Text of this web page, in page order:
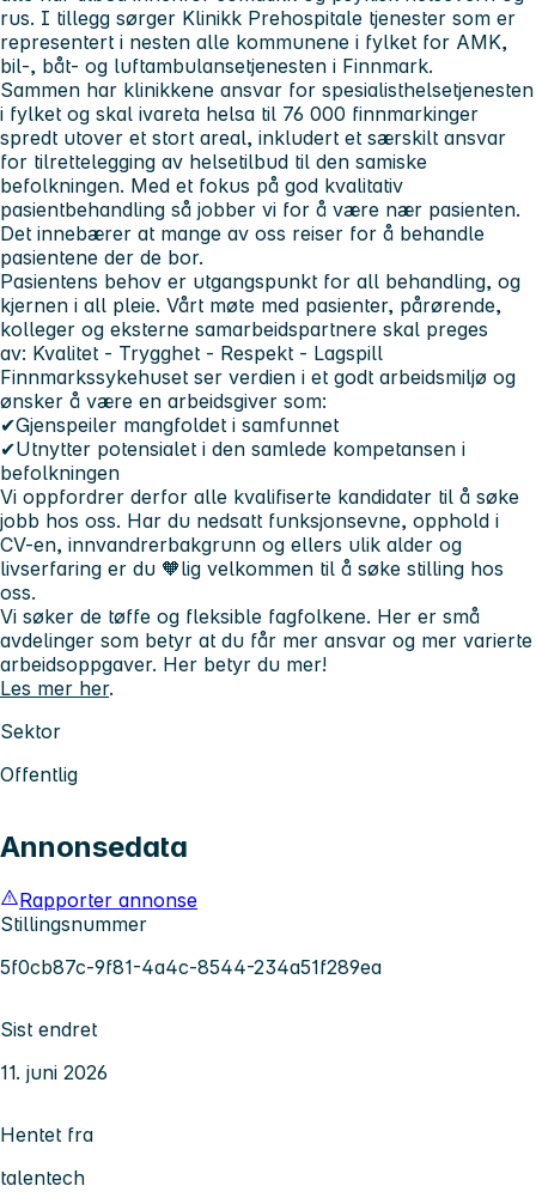
rus. I tillegg sørger Klinikk Prehospitale tjenester som er
representert i nesten alle kommunene i fylket for AMK,
bil-, båt- og luftambulansetjenesten i Finnmark.
Sammen har klinikkene ansvar for spesialisthelsetjenesten
i fylket og skal ivareta helsa til 76 000 finnmarkinger
spredt utover et stort areal, inkludert et særskilt ansvar
for tilrettelegging av helsetilbud til den samiske
befolkningen. Med et fokus på god kvalitativ
pasientbehandling så jobber vi for å være nær pasienten.
Det innebærer at mange av oss reiser for å behandle
pasientene der de bor.
Pasientens behov er utgangspunkt for all behandling, og
kjernen i all pleie. Vårt møte med pasienter, pårørende,
kolleger og eksterne samarbeidspartnere skal preges
av: Kvalitet - Trygghet - Respekt - Lagspill
Finnmarkssykehuset ser verdien i et godt arbeidsmiljø og
ønsker å være en arbeidsgiver som:
✔Gjenspeiler mangfoldet i samfunnet
✔Utnytter potensialet i den samlede kompetansen i
befolkningen
Vi oppfordrer derfor alle kvalifiserte kandidater til å søke
jobb hos oss. Har du nedsatt funksjonsevne, opphold i
CV-en, innvandrerbakgrunn og ellers ulik alder og
livserfaring er du 🧡lig velkommen til å søke stilling hos
oss.
Vi søker de tøffe og fleksible fagfolkene. Her er små
avdelinger som betyr at du får mer ansvar og mer varierte
arbeidsoppgaver. Her betyr du mer!
Les mer her.
Sektor
Offentlig
Annonsedata
Rapporter annonse
Stillingsnummer
5f0cb87c-9f81-4a4c-8544-234a51f289ea
Sist endret
11. juni 2026
Hentet fra
talentech